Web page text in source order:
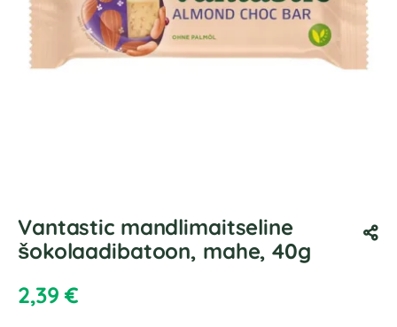
Vantastic mandlimaitseline
šokolaadibatoon, mahe, 40g
2,39€